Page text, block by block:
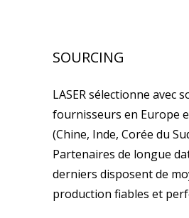
SOURCING
LASER sélectionne avec
fournisseurs en Europe
(Chine, Inde, Corée du
Partenaires de longue
derniers disposent de
production fiables et